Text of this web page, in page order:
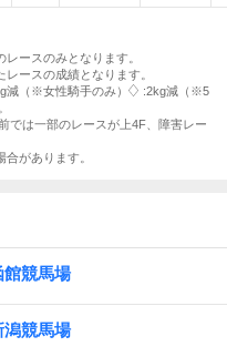
ースのみとなります。
ースの成績となります。
減（※女性騎手のみ）
:2kg減（※5
では一部のレースが上4F、障害レー
があります。
館競馬場
潟競馬場